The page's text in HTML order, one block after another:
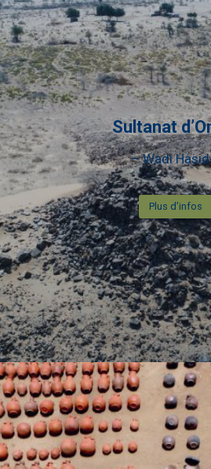
Sultanat
– Wadi
Plus d’infos